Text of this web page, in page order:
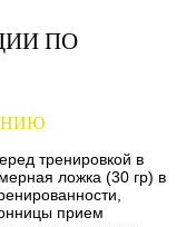
ПО
тренировкой в
ложка (30 гр) в
прием